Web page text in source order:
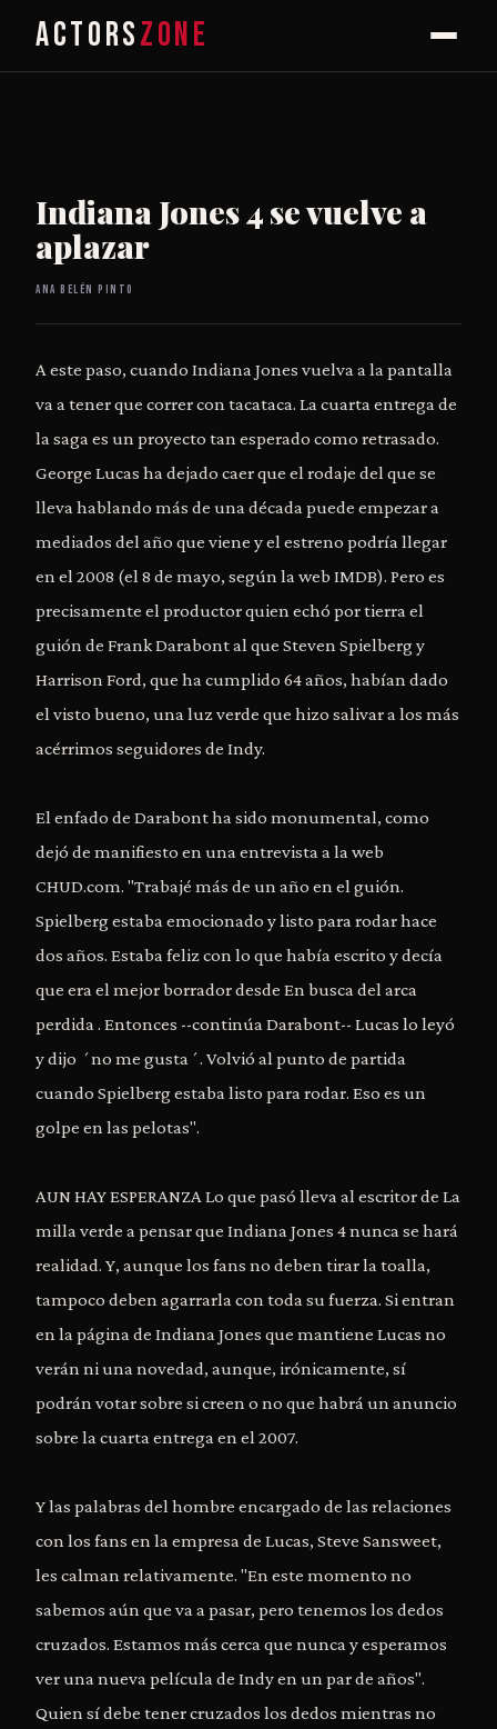
ACTORSZONE
Indiana Jones 4 se vuelve a
aplazar
Ana Belén Pinto
A este paso, cuando Indiana Jones vuelva a la pantalla
va a tener que correr con tacataca. La cuarta entrega de
la saga es un proyecto tan esperado como retrasado.
George Lucas ha dejado caer que el rodaje del que se
lleva hablando más de una década puede empezar a
mediados del año que viene y el estreno podría llegar
en el 2008 (el 8 de mayo, según la web IMDB). Pero es
precisamente el productor quien echó por tierra el
guión de Frank Darabont al que Steven Spielberg y
Harrison Ford, que ha cumplido 64 años, habían dado
el visto bueno, una luz verde que hizo salivar a los más
acérrimos seguidores de Indy.
El enfado de Darabont ha sido monumental, como
dejó de manifiesto en una entrevista a la web
CHUD.com. "Trabajé más de un año en el guión.
Spielberg estaba emocionado y listo para rodar hace
dos años. Estaba feliz con lo que había escrito y decía
que era el mejor borrador desde En busca del arca
perdida . Entonces --continúa Darabont-- Lucas lo leyó
y dijo ´no me gusta´. Volvió al punto de partida
cuando Spielberg estaba listo para rodar. Eso es un
golpe en las pelotas".
AUN HAY ESPERANZA Lo que pasó lleva al escritor de La
milla verde a pensar que Indiana Jones 4 nunca se hará
realidad. Y, aunque los fans no deben tirar la toalla,
tampoco deben agarrarla con toda su fuerza. Si entran
en la página de Indiana Jones que mantiene Lucas no
verán ni una novedad, aunque, irónicamente, sí
podrán votar sobre si creen o no que habrá un anuncio
sobre la cuarta entrega en el 2007.
Y las palabras del hombre encargado de las relaciones
con los fans en la empresa de Lucas, Steve Sansweet,
les calman relativamente. "En este momento no
sabemos aún que va a pasar, pero tenemos los dedos
cruzados. Estamos más cerca que nunca y esperamos
ver una nueva película de Indy en un par de años".
Quien sí debe tener cruzados los dedos mientras no